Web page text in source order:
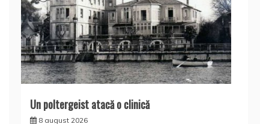
Un poltergeist atacă o clinică
8 august 2026